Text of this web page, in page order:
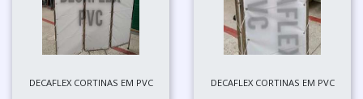
DECAFLEX CORTINAS EM PVC
DECAFLEX CORTINAS EM PVC